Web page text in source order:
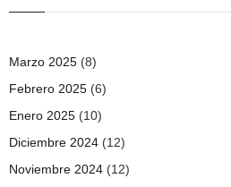
Marzo 2025 (8)
Febrero 2025 (6)
Enero 2025 (10)
Diciembre 2024 (12)
Noviembre 2024 (12)